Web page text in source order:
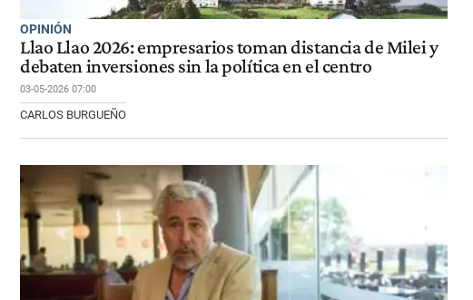
OPINIÓN
Llao Llao 2026: empresarios toman distancia de Milei y
debaten inversiones sin la política en el centro
03-05-2026 07:00
CARLOS BURGUEÑO